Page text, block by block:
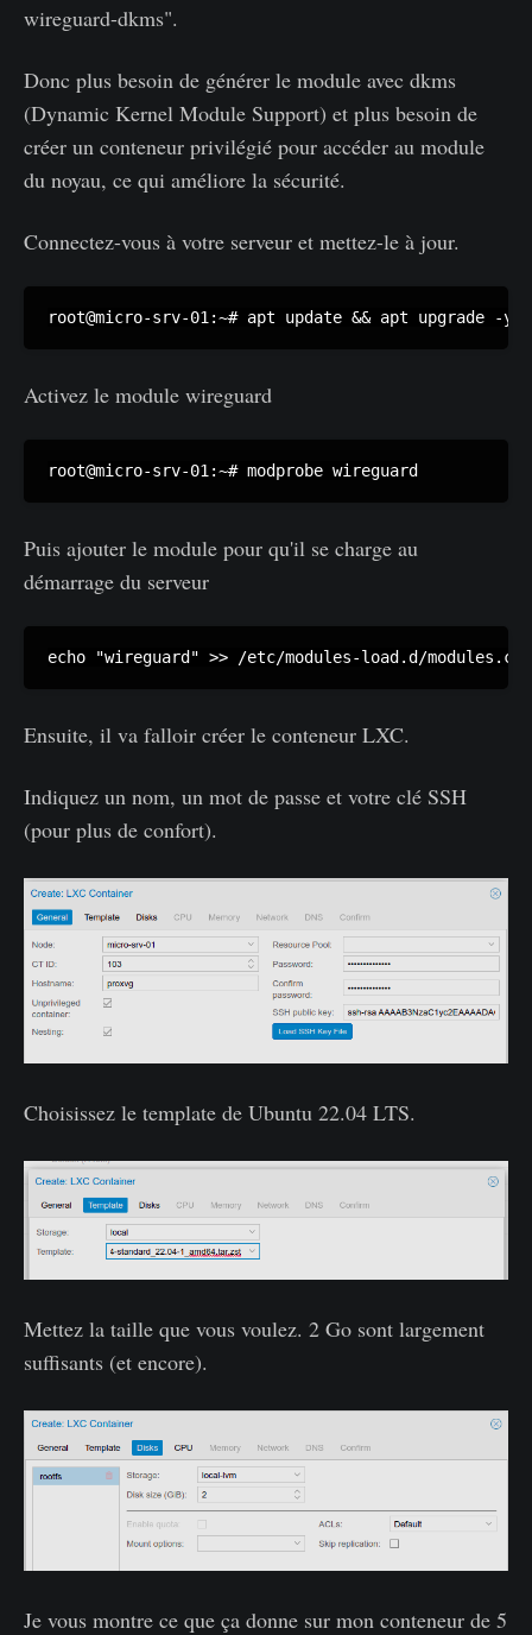
wireguard-dkms".
Donc plus besoin de générer le module avec dkms
(Dynamic Kernel Module Support) et plus besoin de
créer un conteneur privilégié pour accéder au module
du noyau, ce qui améliore la sécurité.
Connectez-vous à votre serveur et mettez-le à jour.
root@micro-srv-01:~# apt update && apt upgrade -y
Activez le module wireguard
root@micro-srv-01:~# modprobe wireguard
Puis ajouter le module pour qu'il se charge au
démarrage du serveur
echo "wireguard" >> /etc/modules-load.d/
Ensuite, il va falloir créer le conteneur LXC.
Indiquez un nom, un mot de passe et votre clé SSH
(pour plus de confort).
Choisissez le template de Ubuntu 22.04 LTS.
Mettez la taille que vous voulez. 2 Go sont largement
suffisants (et encore).
Je vous montre ce que ça donne sur mon conteneur de 5